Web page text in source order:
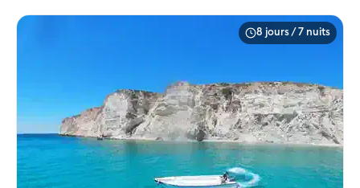
8 jours / 7 nuits